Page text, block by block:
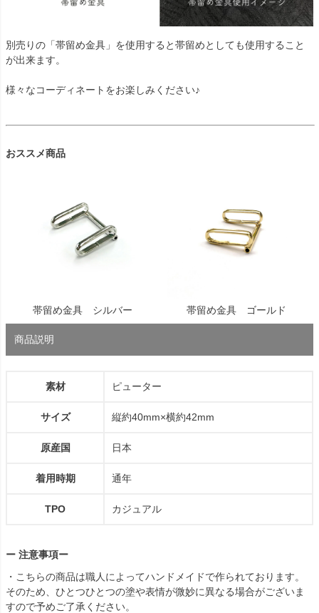
別売りの「帯留め金具」を使用すると帯留めとしても使用すること
が出来ます。
様々なコーディネートをお楽しみください♪
おススメ商品
帯留め金具 シルバー 帯留め金具 ゴールド
商品説明
素材 ピューター
サイズ 縦約40mm×横約42mm
原産国 日本
着用時期 通年
TPO カジュアル
ー 注意事項ー
・こちらの商品は職人によってハンドメイドで作られております。
そのため、ひとつひとつの塗や表情が微妙に異なる場合がございま
すので予めご了承ください。